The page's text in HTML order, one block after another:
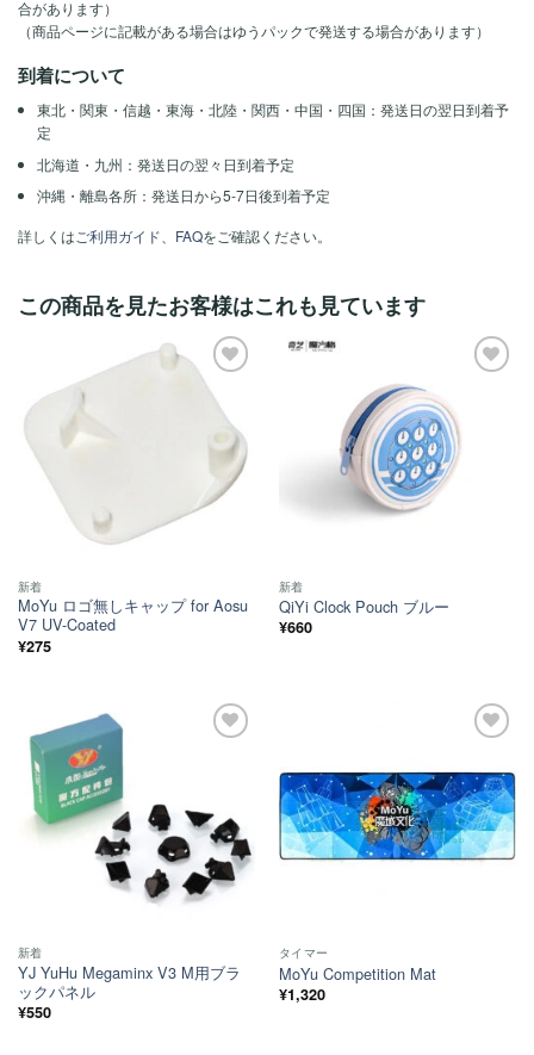
合があります）
（商品ページに記載がある場合はゆうパックで発送する場合があります）
到着について
東北・関東・信越・東海・北陸・関西・中国・四国：発送日の翌日到着予
定
北海道・九州：発送日の翌々日到着予定
沖縄・離島各所：発送日から5-7日後到着予定
詳しくはご利用ガイド FAQをご確認ください。
この商品を見たお客様はこれも見ています
い！
新着
MoYu ロゴ無しキャップ for Aosu
V7 UV-Coated
¥275
新着
QiYi Clock Pouch ブルー
¥660
新着
YJ YuHu Megaminx V3 M用ブラ
ックパネル
¥550
い！
タイマー
MoYu Competition Mat
¥1,320